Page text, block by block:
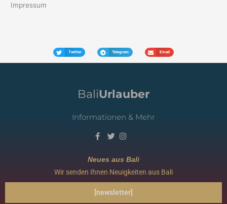
Impressum
Twitter Telegram Email
BaliUrlauber
Informationen & Mehr
Neues aus Bali
Wir senden Ihnen Neuigkeiten aus Bali
[newsletter]